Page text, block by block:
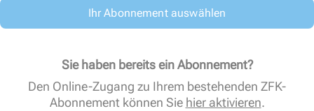
Ihr Abonnement auswählen
Sie haben bereits ein Abonnement?
Den Online-Zugang zu Ihrem bestehenden ZFK-
Abonnement können Sie hier aktivieren.